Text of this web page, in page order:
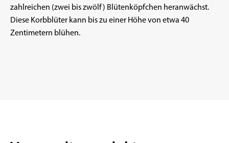
zahlreichen (zwei bis zwölf) Blütenköpfchen heranwächst.
Diese Korbblüter kann bis zu einer Höhe von etwa 40
Zentimetern blühen.